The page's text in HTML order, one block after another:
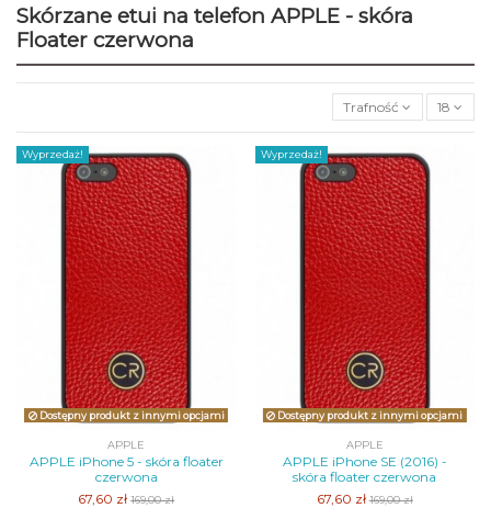
Skórzane etui na telefon APPLE - skóra
Floater czerwona
Trafność 18
Wyprzedaż!
Dostępny produkt z innymi opcjami
APPLE
APPLE iPhone 5 - skóra floater
czerwona
67,60 zł169,00 zł
Wyprzedaż!
Dostępny produkt z innymi opcjami
APPLE
APPLE iPhone SE (2016) -
skóra floater czerwona
67,60 zł169,00 zł